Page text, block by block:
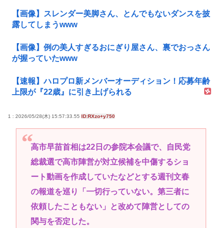
【画像】スレンダー美脚さん、とんでもないダンスを披
露してしまうwww
【画像】例の美人すぎるおにぎり屋さん、裏でおっさん
が握っていたwww
【速報】ハロプロ新メンバーオーディション！応募年齢
上限が『22歳』に引き上げられる
1 : 2026/05/28(木) 15:57:33.55 ID:RXzo+y750
高市早苗首相は22日の参院本会議で、自民党
総裁選で高市陣営が対立候補を中傷するショ
ート動画を作成していたなどとする週刊文春
の報道を巡り「一切行っていない。第三者に
依頼したこともない」と改めて陣営としての
関与を否定した。